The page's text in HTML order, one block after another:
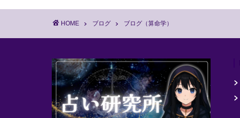
HOME ブログ ブログ（算命学）